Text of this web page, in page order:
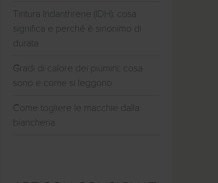
Tintura Indanthrene (IDH): cosa
significa e perché è sinonimo di
durata
Gradi di calore dei piumini: cosa
sono e come si leggono
Come togliere le macchie dalla
biancheria